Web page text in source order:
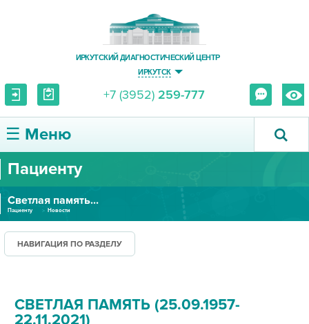
ИРКУТСКИЙ ДИАГНОСТИЧЕСКИЙ ЦЕНТР
ИРКУТСК
+7 (3952) 259-777
☰ Меню
О ЦЕНТРЕ
УСЛУГИ И ЦЕНЫ
ПАЦИЕНТУ
ПРАВОВАЯ ИНФОРМАЦИЯ
Пациенту
Светлая память...
Пациенту Новости
НАВИГАЦИЯ ПО РАЗДЕЛУ
СВЕТЛАЯ ПАМЯТЬ (25.09.1957-
22.11.2021)